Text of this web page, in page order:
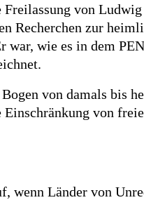
von
Recherchen zur
war, wie es in dem
von damals bis
von
wenn Länder von